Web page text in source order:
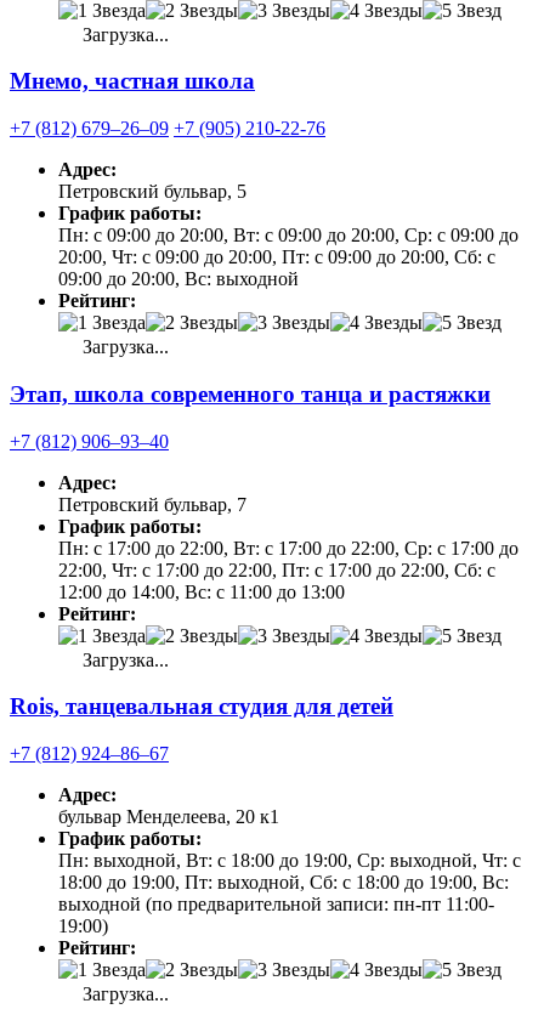
Загрузка...
Мнемо, частная школа
+7 (812) 679‒26‒09 +7 (905) 210-22-76
Адрес:
Петровский бульвар, 5
График работы:
Пн: с 09:00 до 20:00, Вт: с 09:00 до 20:00, Ср: с 09:00 до
20:00, Чт: с 09:00 до 20:00, Пт: с 09:00 до 20:00, Сб: с
09:00 до 20:00, Вс: выходной
Рейтинг:
Загрузка...
Этап, школа современного танца и растяжки
+7 (812) 906‒93‒40
Адрес:
Петровский бульвар, 7
График работы:
Пн: с 17:00 до 22:00, Вт: с 17:00 до 22:00, Ср: с 17:00 до
22:00, Чт: с 17:00 до 22:00, Пт: с 17:00 до 22:00, Сб: с
12:00 до 14:00, Вс: с 11:00 до 13:00
Рейтинг:
Загрузка...
Rois, танцевальная студия для детей
+7 (812) 924‒86‒67
Адрес:
бульвар Менделеева, 20 к1
График работы:
Пн: выходной, Вт: с 18:00 до 19:00, Ср: выходной, Чт: с
18:00 до 19:00, Пт: выходной, Сб: с 18:00 до 19:00, Вс:
выходной (по предварительной записи: пн-пт 11:00-
19:00)
Рейтинг:
Загрузка...